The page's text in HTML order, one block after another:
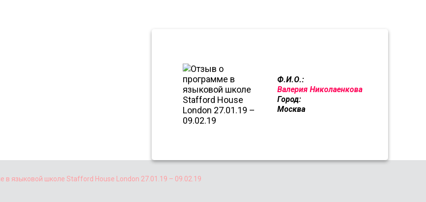
Ф.И.О.:
Валерия Николаенкова
Город:
Москва
в языковой школе Stafford House London 27.01.19 – 09.02.19